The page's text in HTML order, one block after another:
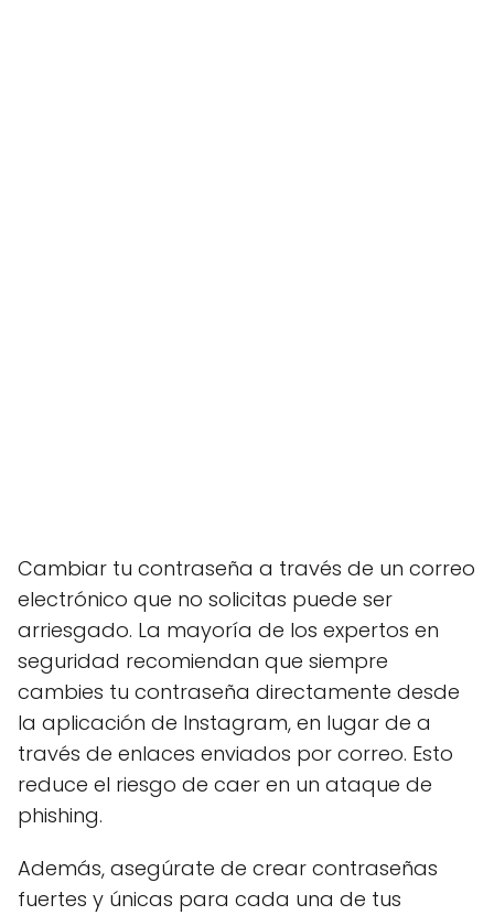
Cambiar tu contraseña a través de un correo
electrónico que no solicitas puede ser
arriesgado. La mayoría de los expertos en
seguridad recomiendan que siempre
cambies tu contraseña directamente desde
la aplicación de Instagram, en lugar de a
través de enlaces enviados por correo. Esto
reduce el riesgo de caer en un ataque de
phishing.
Además, asegúrate de crear contraseñas
fuertes y únicas para cada una de tus